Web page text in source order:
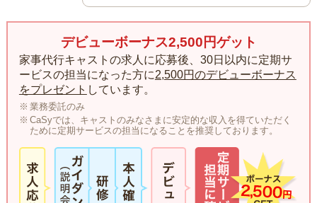
デビューボーナス2,500円ゲット
家事代行キャストの求人に応募後、30日以内に定期サ
ービスの担当になった方に2,500円のデビューボーナス
をプレゼント しています。
業務委託のみ
CaSyでは、キャストのみなさまに安定的な収入を得ていただく
ために定期サービスの担当になることを推奨しております。